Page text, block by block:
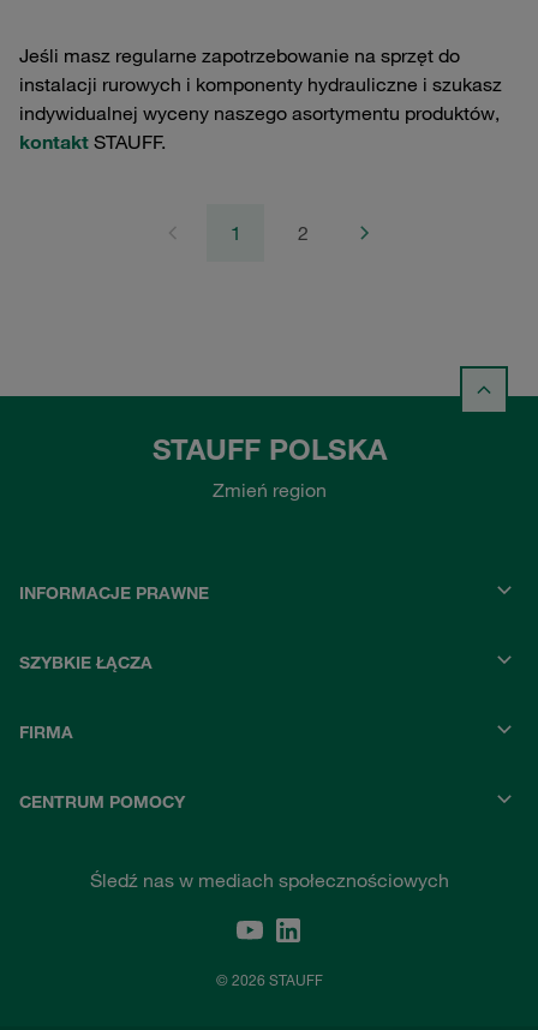
Jeśli masz regularne zapotrzebowanie na sprzęt do
instalacji rurowych i komponenty hydrauliczne i szukasz
indywidualnej wyceny naszego asortymentu produktów,
kontakt STAUFF.
1 2
STAUFF POLSKA
Zmień region
INFORMACJE PRAWNE
SZYBKIE ŁĄCZA
FIRMA
CENTRUM POMOCY
Śledź nas w mediach społecznościowych
© 2026 STAUFF